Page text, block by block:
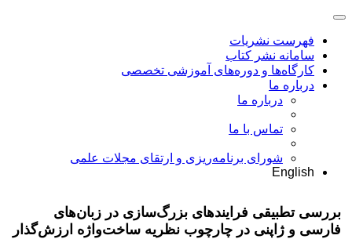
فهرست نشریات
سامانه نشر کتاب
کارگاه‌ها و دوره‌های آموزشی تخصصی
درباره ما
درباره ما
تماس با ما
شورای برنامه‌ریزی و ارتقای مجلات علمی
English
بررسی تطبیقی فرایندهای بزرگ‌سازی در زبان‌های
فارسی و ژاپنی در چارچوب نظریه ساخت‌واژه ارزش‌گذار